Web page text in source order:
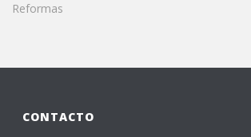
Reformas
CONTACTO